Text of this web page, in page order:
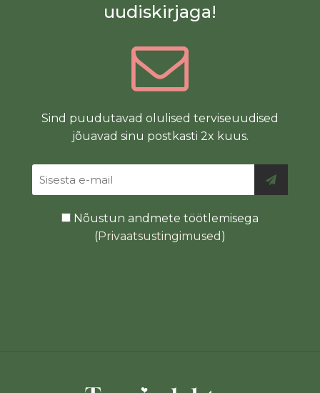
uudiskirjaga!
Sind puudutavad olulised terviseuudised
jõuavad sinu postkasti 2x kuus.
Nõustun andmete töötlemisega
(Privaatsustingimused )